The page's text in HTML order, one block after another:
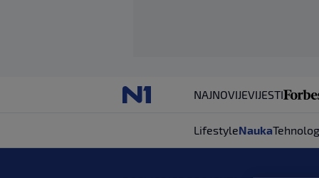
NAJNOVIJEVIJESTI
LifestyleNauka